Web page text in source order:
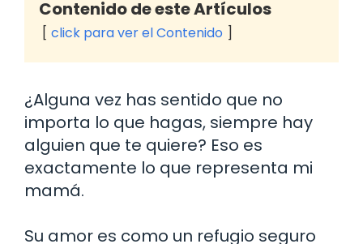
Contenido de este Artículos
click para ver el Contenido
¿Alguna vez has sentido que no
importa lo que hagas, siempre hay
alguien que te quiere? Eso es
exactamente lo que representa mi
mamá.
Su amor es como un refugio seguro